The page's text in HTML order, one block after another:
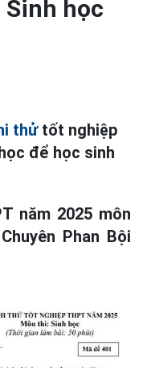
Sinh học
thửtốt nghiệp
để học sinh
năm 2025 môn
Phan Bội